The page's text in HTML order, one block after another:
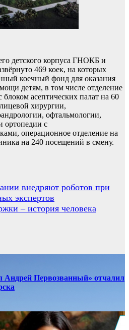
детского корпуса ГНОКБ и
469 коек, на которых
коечный фонд для оказания
детям, в том числе отделение
асептических палат на 60
хирургии,
офтальмологии,
ортопедии с
операционное отделение на
на 240 посещений в смену.
внедряют роботов при
экспертов
– история человека
Андрей Первозванный» отчалил